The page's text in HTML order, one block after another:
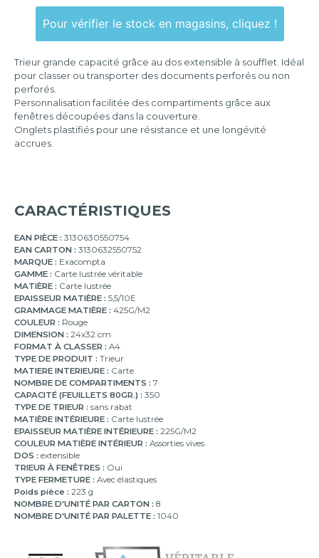
compartiments
9
compartiments
12
compartiments
Pour vérifier le stock en magasins, cliquez !
Trieur grande capacité grâce au dos extensible à soufflet. Idéal
pour classer ou transporter des documents perforés ou non
perforés.
Personnalisation facilitée des compartiments grâce aux
fenêtres découpées dans la couverture.
Onglets plastifiés pour une résistance et une longévité
accrues.
CARACTÉRISTIQUES
EAN PIÈCE : 3130630550754
EAN CARTON : 3130632550752
MARQUE : Exacompta
GAMME : Carte lustrée véritable
MATIÈRE : Carte lustrée
EPAISSEUR MATIÈRE : 5,5/10E
GRAMMAGE MATIÈRE : 425G/M2
COULEUR : Rouge
DIMENSION : 24x32 cm
FORMAT À CLASSER : A4
TYPE DE PRODUIT : Trieur
MATIERE INTERIEURE : Carte
NOMBRE DE COMPARTIMENTS : 7
CAPACITÉ (FEUILLETS 80GR.) : 350
TYPE DE TRIEUR : sans rabat
MATIÈRE INTÉRIEURE : Carte lustrée
EPAISSEUR MATIÈRE INTÉRIEURE : 225G/M2
COULEUR MATIÈRE INTÉRIEUR : Assorties vives
DOS : extensible
TRIEUR À FENÊTRES : Oui
TYPE FERMETURE : Avec élastiques
Poids pièce : 223 g
NOMBRE D'UNITÉ PAR CARTON : 8
NOMBRE D'UNITÉ PAR PALETTE : 1040